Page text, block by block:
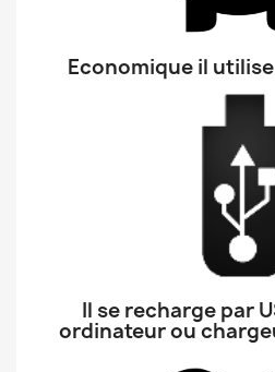
Economique il
Il se recharge par
ordinateur ou